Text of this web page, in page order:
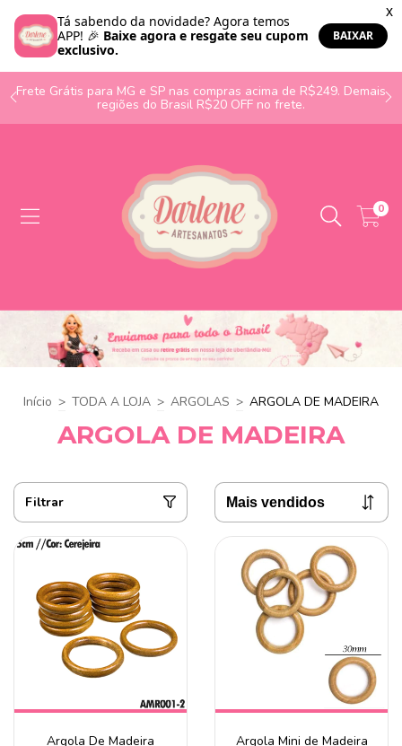
Frete Grátis para MG e SP nas compras acima de R$249. Demais
regiões do Brasil R$20 OFF no frete.
0
Início > TODA A LOJA > ARGOLAS > ARGOLA DE MADEIRA
ARGOLA DE MADEIRA
Filtrar
Argola De Madeira
Argola Mini de Madeira